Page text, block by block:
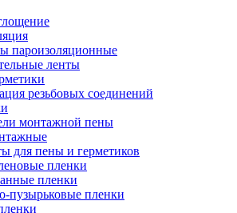
пароизоляционные
ленты
резьбовых соединений
монтажной пены
для пены и герметиков
пленки
пленки
пузырьковые пленки